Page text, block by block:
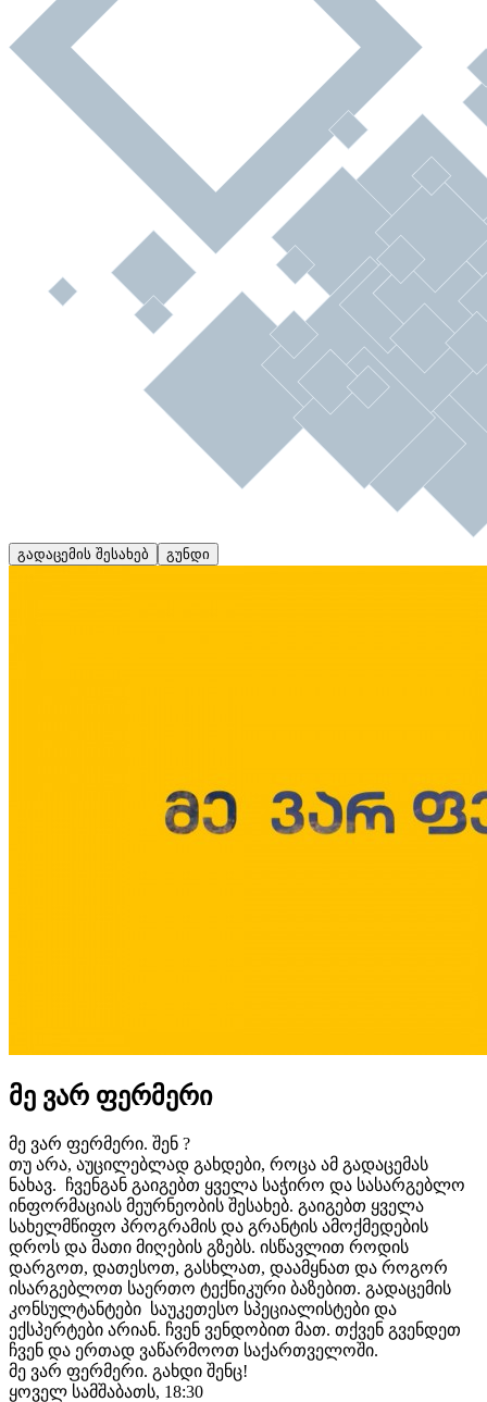
გადაცემის შესახებ გუნდი
მე ვარ ფერმერი
მე ვარ ფერმერი. შენ ?
თუ არა, აუცილებლად გახდები, როცა ამ გადაცემას
ნახავ. ჩვენგან გაიგებთ ყველა საჭირო და სასარგებლო
ინფორმაციას მეურნეობის შესახებ. გაიგებთ ყველა
სახელმწიფო პროგრამის და გრანტის ამოქმედების
დროს და მათი მიღების გზებს. ისწავლით როდის
დარგოთ, დათესოთ, გასხლათ, დაამყნათ და როგორ
ისარგებლოთ საერთო ტექნიკური ბაზებით. გადაცემის
კონსულტანტები საუკეთესო სპეციალისტები და
ექსპერტები არიან. ჩვენ ვენდობით მათ. თქვენ გვენდეთ
ჩვენ და ერთად ვაწარმოოთ საქართველოში.
მე ვარ ფერმერი. გახდი შენც!
ყოველ სამშაბათს, 18:30